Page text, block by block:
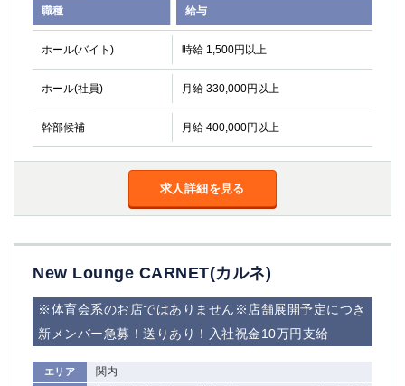
職種 給与
ホール(バイト) 時給 1,500円以上
ホール(社員) 月給 330,000円以上
幹部候補 月給 400,000円以上
求人詳細を見る
New Lounge CARNET(カルネ)
※体育会系のお店ではありません※店舗展開予定につき
新メンバー急募！送りあり！入社祝金10万円支給
エリア 関内